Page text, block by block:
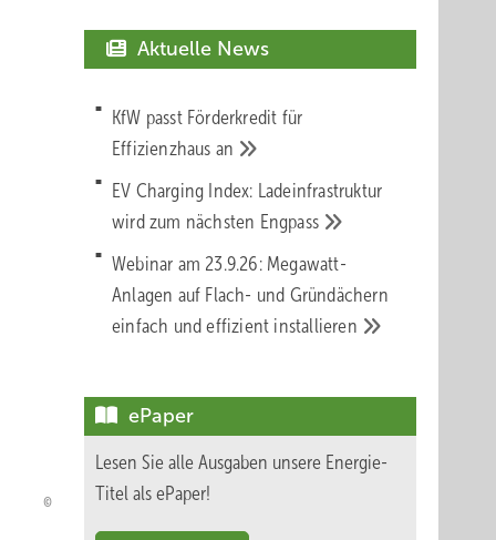
Aktuelle News
KfW passt Förderkredit für
Effizienzhaus an
EV Charging Index: Ladeinfrastruktur
wird zum nächsten Engpass
Webinar am 23.9.26: Megawatt-
Anlagen auf Flach- und Gründächern
einfach und effizient installieren
ePaper
Lesen Sie alle Ausgaben unsere Energie-
Titel als ePaper!